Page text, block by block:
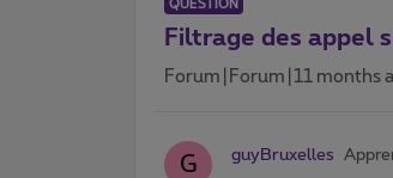
QUESTION
Filtrage des appel
Forum|Forum|11 months
G guyBruxelles